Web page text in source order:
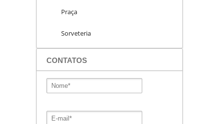
Praça
Sorveteria
CONTATOS